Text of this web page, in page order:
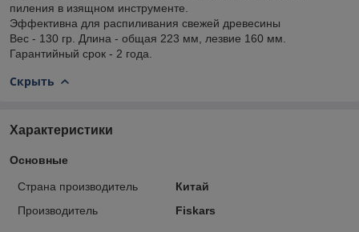
пиления в изящном инструменте.
Эффективна для распиливания свежей древесины
Вес - 130 гр. Длина - общая 223 мм, лезвие 160 мм.
Гарантийный срок - 2 года.
Скрыть
Характеристики
Основные
Страна производитель
Китай
Производитель
Fiskars